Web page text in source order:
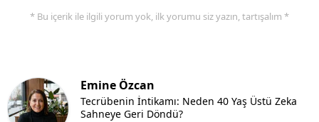
* Bu içerik ile ilgili yorum yok, ilk yorumu siz yazın, tartışalım *
Emine Özcan
Tecrübenin İntikamı: Neden 40 Yaş Üstü Zeka
Sahneye Geri Döndü?